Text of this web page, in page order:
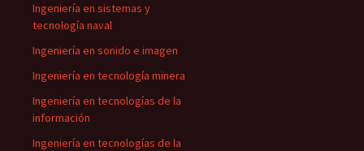
Ingeniería en sistemas y
tecnología naval
Ingeniería en sonido e imagen
Ingeniería en tecnología minera
Ingeniería en tecnologías de la
información
Ingeniería en tecnologías de la